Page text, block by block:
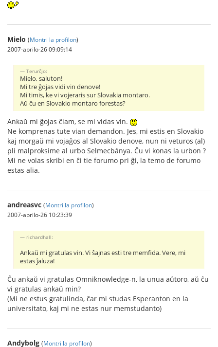
Mielo (Montri la profilon)
2007-aprilo-26 09:09:14
Terurĉjo:
Mielo, saluton!
Mi tre ĝojas vidi vin denove!
Mi timis, ke vi vojeraris sur Slovakia montaro.
Aŭ ĉu en Slovakio montaro forestas?
Ankaŭ mi ĝojas ĉiam, se mi vidas vin.
Ne komprenas tute vian demandon. Jes, mi estis en Slovakio
kaj morgaŭ mi vojaĝos al Slovakio denove, nun ni veturos (al)
pli malproksime al urbo Selmecbánya. Ĉu vi konas la urbon ?
Mi ne volas skribi en ĉi tie forumo pri ĝi, la temo de forumo
estas alia.
andreasvc (Montri la profilon)
2007-aprilo-26 10:23:39
richardhall:
Ankaŭ mi gratulas vin. Vi ŝajnas esti tre memfida. Vere, mi
estas ĵaluza!
Ĉu ankaŭ vi gratulas Omniknowledge-n, la unua aŭtoro, aŭ ĉu
vi gratulas ankaŭ min?
(Mi ne estus gratulinda, ĉar mi studas Esperanton en la
universitato, kaj mi ne estas nur memstudanto)
Andybolg (Montri la profilon)